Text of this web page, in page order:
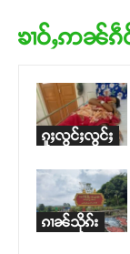
ၶၢဝ်ႇဢၼ်ၵဵ
ၵူႈလွင်ႈလွင်ႈ
ၵၢၼ်သိုၵ်း